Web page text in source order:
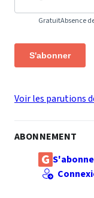
GratuitAbsence
S'abonner
Voir les parutions
ABONNEMENT